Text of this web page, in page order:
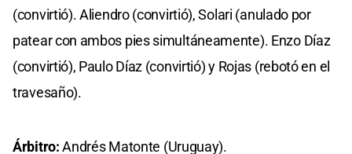
(convirtió). Aliendro (convirtió), Solari (anulado por
patear con ambos pies simultáneamente). Enzo Díaz
(convirtió), Paulo Díaz (convirtió) y Rojas (rebotó en el
travesaño).
Árbitro:Andrés Matonte (Uruguay).